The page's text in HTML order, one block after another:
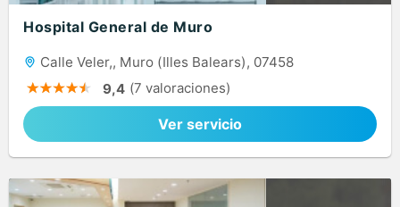
Hospital General de Muro
Calle Veler,, Muro (Illes Balears), 07458
9,4 (7 valoraciones)
Ver servicio